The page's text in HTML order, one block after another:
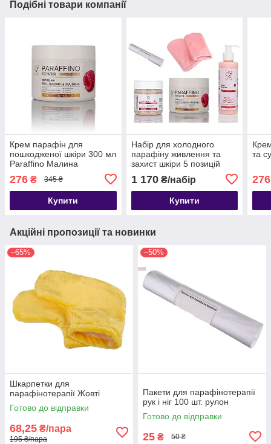
Подібні товари компанії
Крем парафін для
пошкодженої шкіри 300 мл
Paraffino Малина
276 ₴ 345 ₴
Купити
Набір для холодного
парафіну живлення та
захист шкіри 5 позицій
1 170₴/набір
Купити
та
276
Акційні пропозиції та новинки
–65%
Шкарпетки для
парафінотерапії Жовті
Готово до відправки
68,25 ₴/пара
195 ₴/пара
–50%
Пакети для парафінотерапії
рук і ніг 100 шт. рулон
Готово до відправки
25 ₴ 50 ₴